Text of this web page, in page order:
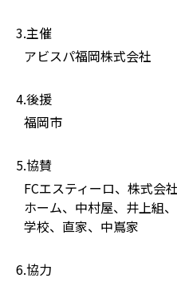
3.主催
アビスパ福岡株式会社
4.後援
福岡市
5.協賛
FCエスティーロ、株式会
ホーム、中村屋、井上組
学校、直家、中嶌家
6.協力